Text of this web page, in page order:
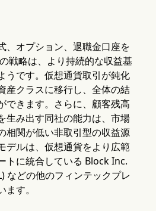
、オプション、退職金口座を
戦略は、より持続的な収益基
うです。仮想通貨取引が鈍化
産クラスに移行し、全体の結
できます。さらに、顧客残高
生み出す同社の能力は、市場
相関が低い非取引型の収益源
デルは、仮想通貨をより広範
トに統合している Block Inc.
などの他のフィンテックプレ
す。